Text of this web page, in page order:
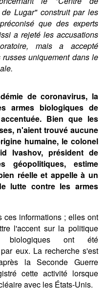
Lugar" construit par les
que des experts
a rejeté les accusations
mais a accepté
uniquement dans le
de coronavirus, la
armes biologiques de
Bien que les
n'aient trouvé aucune
humaine, le colonel
Ivashov, président de
géopolitiques, estime
réelle et appelle à un
lutte contre les armes
informations ; elles ont
l'accent sur la politique
biologiques ont été
eux. La recherche s'est
la Seconde Guerre
cette activité lorsque
avec les États-Unis.